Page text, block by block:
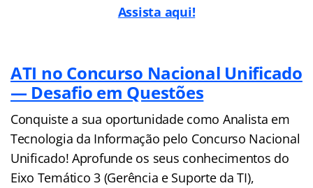
Assista aqui!
ATI no Concurso Nacional Unificado
— Desafio em Questões
Conquiste a sua oportunidade como Analista em
Tecnologia da Informação pelo Concurso Nacional
Unificado! Aprofunde os seus conhecimentos do
Eixo Temático 3 (Gerência e Suporte da TI),